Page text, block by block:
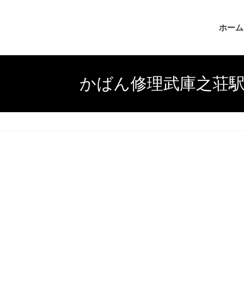
ホーム
かばん修理武庫之荘駅